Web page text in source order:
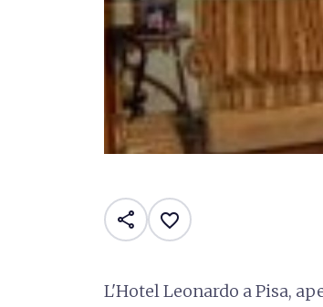
share favorite_border
L'Hotel Leonardo a Pisa,